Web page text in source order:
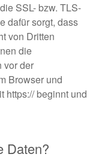
SSL- bzw. TLS-
dafür sorgt, dass
von Dritten
die
vor der
Browser und
https:// beginnt und
Daten?